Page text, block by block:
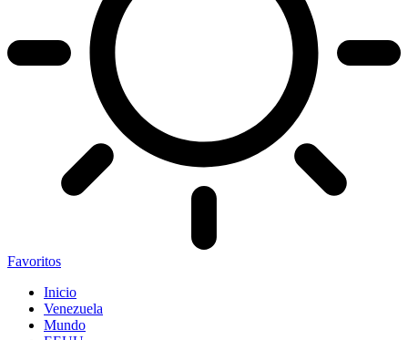
Favoritos
Inicio
Venezuela
Mundo